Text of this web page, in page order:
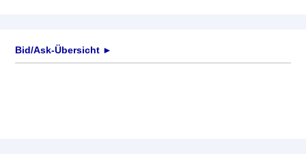
Bid/Ask-Übersicht ►